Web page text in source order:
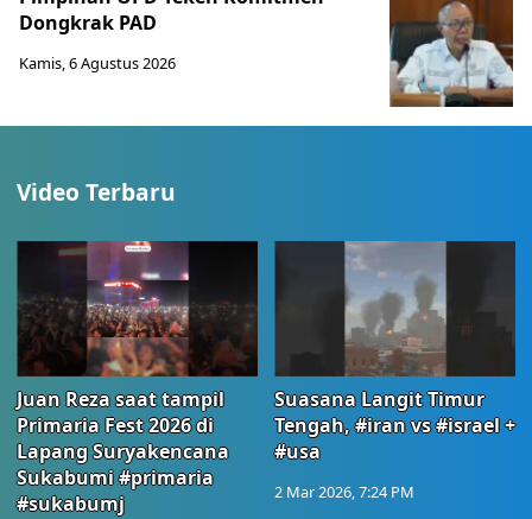
Dongkrak PAD
Kamis, 6 Agustus 2026
Video Terbaru
Juan Reza saat tampil
Primaria Fest 2026 di
Lapang Suryakencana
Sukabumi #primaria
#sukabumj
Suasana Langit Timur
Tengah, #iran vs #israel +
#usa
2 Mar 2026, 7:24 PM